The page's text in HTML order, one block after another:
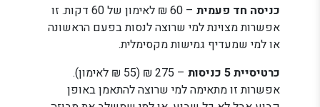
כניסה חד פעמית
– 60 ₪ לאימון של 60 דקות. זו
אפשרות מצוינת למי שרוצה לנסות בפעם הראשונה
או למי שמעדיף גמישות מקסימלית.
כרטיסיית 5 כניסות
– 275 ₪ (55 ₪ לאימון).
אפשרות זו מתאימה למי שרוצה להתאמן באופן